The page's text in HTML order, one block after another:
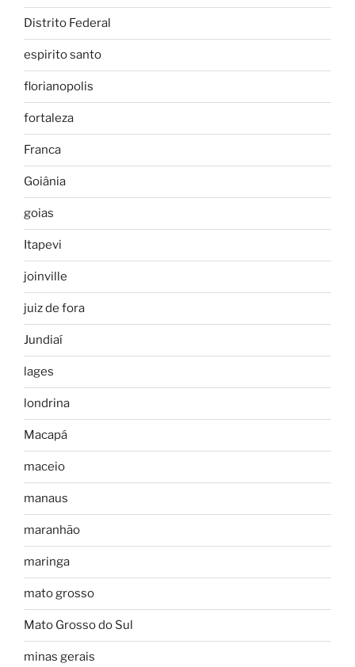
Distrito Federal
espirito santo
florianopolis
fortaleza
Franca
Goiânia
goias
Itapevi
joinville
juiz de fora
Jundiaí
lages
londrina
Macapá
maceio
manaus
maranhão
maringa
mato grosso
Mato Grosso do Sul
minas gerais